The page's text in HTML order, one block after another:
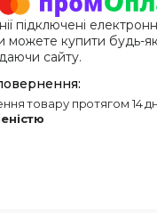
підключені
можете купити будь-
сайту.
товару протягом 14